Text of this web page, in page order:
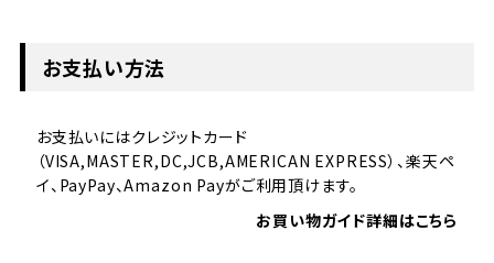
お支払い方法
お支払いにはクレジットカード
（VISA,MASTER,DC,JCB,AMERICAN EXPRESS）、楽天ペ
イ、PayPay、Amazon Payがご利用頂けます。
お買い物ガイド詳細はこちら